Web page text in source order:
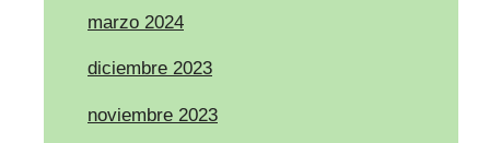
marzo 2024
diciembre 2023
noviembre 2023